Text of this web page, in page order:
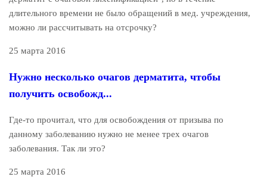
длительного времени не было обращений в мед. учреждения,
можно ли рассчитывать на отсрочку?
25 марта 2016
Нужно несколько очагов дерматита, чтобы
получить освобожд...
Где-то прочитал, что для освобождения от призыва по
данному заболеванию нужно не менее трех очагов
заболевания. Так ли это?
25 марта 2016